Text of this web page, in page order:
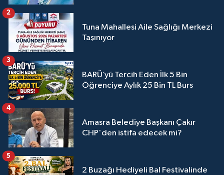
Tuna Mahallesi Aile Sağlığı Merkezi
Taşınıyor
2
BARÜ’yü Tercih Eden İlk 5 Bin
Öğrenciye Aylık 25 Bin TL Burs
3
Amasra Belediye Başkanı Çakır
CHP'den istifa edecek mi?
4
2 Buzağı Hediyeli Bal Festivalinde
5